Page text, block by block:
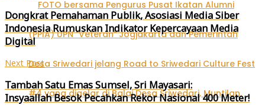
Dongkrat Pemahaman Publik, Asosiasi Media Siber
Indonesia Rumuskan Indikator Kepercayaan Media
Digital
Next Post
Tambah Satu Emas Sumsel, Sri Mayasari:
Insyaallah Besok Pecahkan Rekor Nasional 400 Meter!